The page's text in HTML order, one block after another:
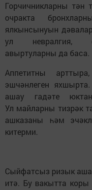
Горчичникларны тән
очракта
ялкынсынуын
ул невралгия,
авыртуларны да баса.
Аппетитны
эшчәнлеген
ашау гадәте
Ул майларны тизрәк
ашказаны һәм
китерми.
Сыйфатсыз ризык
итә. Бу вакытта